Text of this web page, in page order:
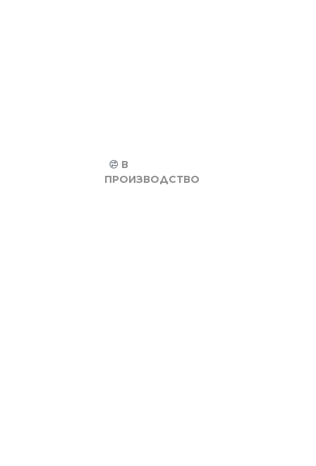
В
ПРОИЗВОДСТВО